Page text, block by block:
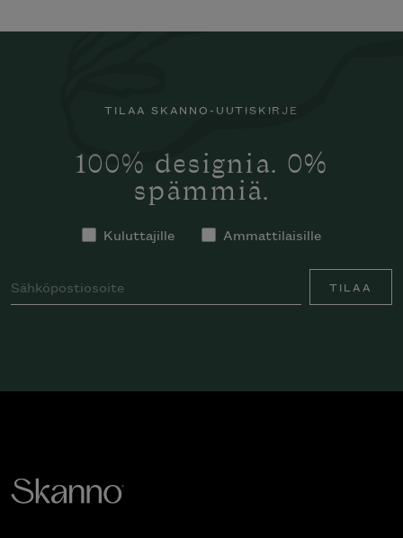
TILAA SKANNO-UUTISKIRJE
100% designia. 0%
spämmiä.
Kuluttajille Ammattilaisille
TILAA